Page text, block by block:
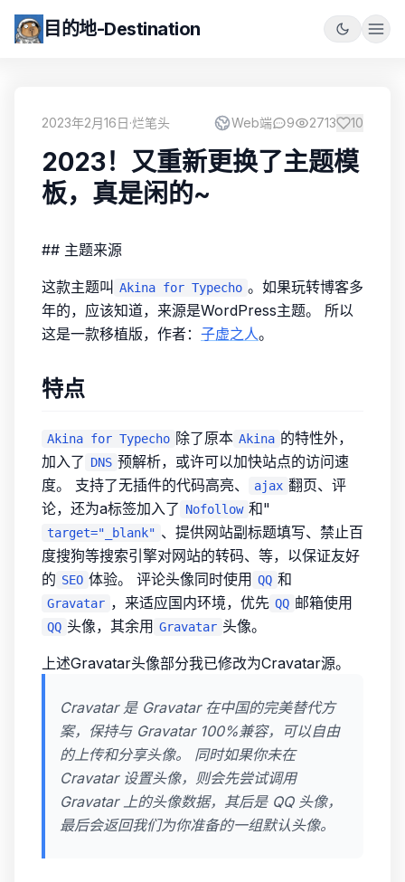
目的地-Destination
2023年2月16日·烂笔头 Web端 9 2713 10
2023！又重新更换了主题模
板，真是闲的~
## 主题来源
这款主题叫 Akina for Typecho 。如果玩转博客多
年的，应该知道，来源是WordPress主题。 所以
这是一款移植版，作者： 子虚之人。
特点
Akina for Typecho 除了原本 Akina 的特性外，
加入了 DNS 预解析，或许可以加快站点的访问速
度。 支持了无插件的代码高亮、
ajax 翻页、评
论，还为a标签加入了 Nofollow 和"
target="_blank" 、提供网站副标题填写、禁止百
度搜狗等搜索引擎对网站的转码、等，以保证友好
的 SEO 体验。 评论头像同时使用 QQ 和
Gravatar ，来适应国内环境，优先 QQ 邮箱使用
QQ 头像，其余用 Gravatar 头像。
上述Gravatar头像部分我已修改为Cravatar源。
Cravatar 是 Gravatar 在中国的完美替代方
案，保持与 Gravatar 100%兼容，可以自由
的上传和分享头像。 同时如果你未在
Cravatar 设置头像，则会先尝试调用
Gravatar 上的头像数据，其后是 QQ 头像，
最后会返回我们为你准备的一组默认头像。